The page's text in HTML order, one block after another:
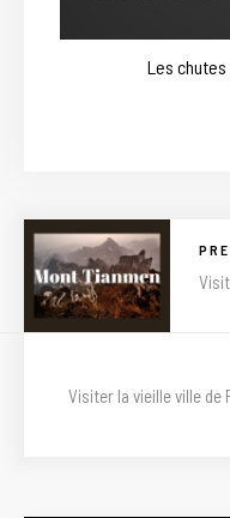
Les
Visiter la vieille ville de